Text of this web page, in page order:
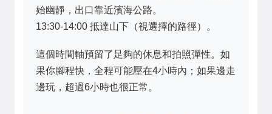
始幽靜，出口靠近濱海公路。
13:30-14:00 抵達山下（視選擇的路徑）。
這個時間軸預留了足夠的休息和拍照彈性。如
果你腳程快，全程可能壓在4小時內；如果邊走
邊玩，超過6小時也很正常。